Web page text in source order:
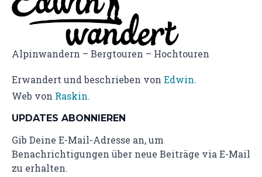
Alpinwandern – Bergtouren – Hochtouren
Erwandert und beschrieben von Edwin.
Web von Raskin.
UPDATES ABONNIEREN
Gib Deine E-Mail-Adresse an, um
Benachrichtigungen über neue Beiträge via E-Mail
zu erhalten.